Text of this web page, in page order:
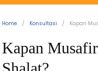
Home Konsultasi Kapan
Kapan